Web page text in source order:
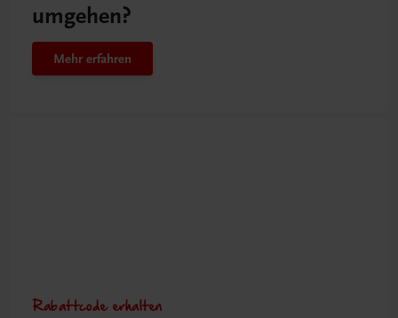
umgehen?
Mehr erfahren
Rabattcode erhalten